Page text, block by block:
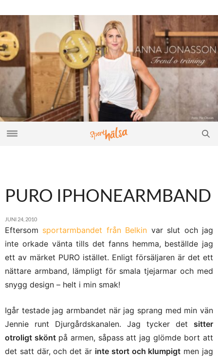
PURO IPHONEARMBAND
JUNI 24, 2010
Eftersom sportarmbandet från Belkin var slut och jag
inte orkade vänta tills det fanns hemma, beställde jag
ett av märket PURO istället. Enligt försäljaren är det ett
nättare armband, lämpligt för smala tjejarmar och med
snygg design – helt i min smak!
Igår testade jag armbandet när jag sprang med min vän
Jennie runt Djurgårdskanalen. Jag tycker det sitter
otroligt skönt på armen, såpass att jag glömde bort att
det satt där, och det är inte stort och klumpigt men jag